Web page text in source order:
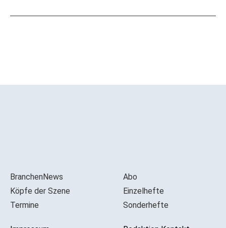
BranchenNews
Köpfe der Szene
Termine
Abo
Einzelhefte
Sonderhefte